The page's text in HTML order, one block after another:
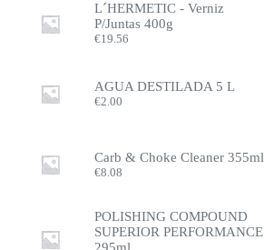
L´HERMETIC - Verniz
P/Juntas 400g
€19.56
AGUA DESTILADA 5 L
€2.00
Carb & Choke Cleaner 355ml
€8.08
POLISHING COMPOUND
SUPERIOR PERFORMANCE
295ml